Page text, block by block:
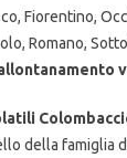
Fiorentino,
Romano,
della famiglia